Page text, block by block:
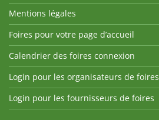
Mentions légales
Foires pour votre page d’accueil
Calendrier des foires connexion
Login pour les organisateurs de foires
Login pour les fournisseurs de foires